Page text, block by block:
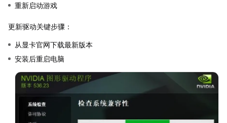
重新启动游戏
更新驱动关键步骤：
从显卡官网下载最新版本
安装后重启电脑